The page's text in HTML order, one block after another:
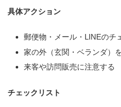
具体アクション
郵便物・メール・LINEのチ
家の外（玄関・ベランダ）
来客や訪問販売に注意する
チェックリスト